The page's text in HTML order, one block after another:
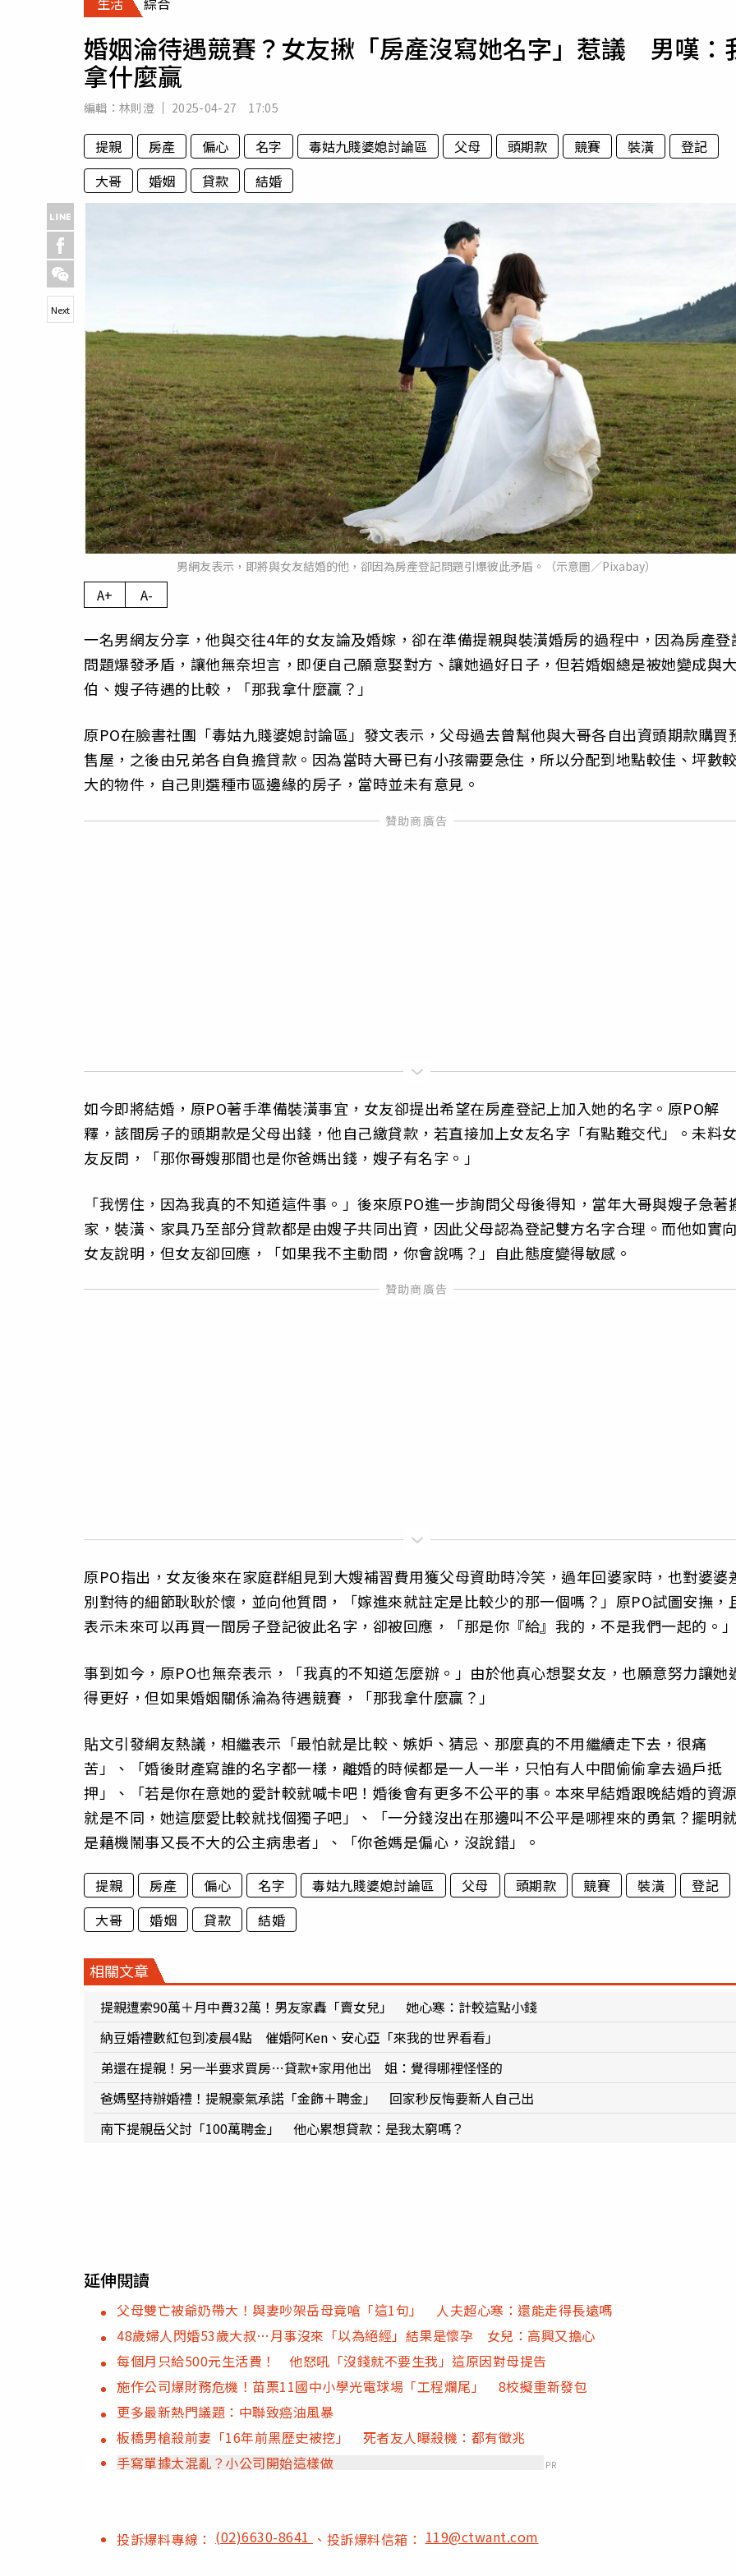
專欄
運勢
婚姻淪待遇競賽？女友揪「房產沒寫她名字」惹議 男嘆：
拿什麼贏
編輯： 林則澄 2025-04-27 17:05
提親 房產 偏心 名字 毒姑九賤婆媳討論區 父母 頭期款 競賽 裝潢
登記
大哥
婚姻 貸款 結婚
男網友表示，即將與女友結婚的他，卻因為房產登記問題引爆彼此矛盾。（示意圖／Pixabay）
Next
A+ A-
一名男網友分享，他與交往4年的女友論及婚嫁，卻在準備提親與裝潢婚房的過程中，因為房產登
問題爆發矛盾，讓他無奈坦言，即便自己願意娶對方、讓她過好日子，但若婚姻總是被她變成與
伯、嫂子待遇的比較，「那我拿什麼贏？」
原PO在臉書社團「毒姑九賤婆媳討論區」發文表示，父母過去曾幫他與大哥各自出資頭期款購買
售屋，之後由兄弟各自負擔貸款。因為當時大哥已有小孩需要急住，所以分配到地點較佳、坪數
大的物件，自己則選種市區邊緣的房子，當時並未有意見。
如今即將結婚，原PO著手準備裝潢事宜，女友卻提出希望在房產登記上加入她的名字。原PO解
釋，該間房子的頭期款是父母出錢，他自己繳貸款，若直接加上女友名字「有點難交代」。未料
友反問，「那你哥嫂那間也是你爸媽出錢，嫂子有名字。」
「我愣住，因為我真的不知道這件事。」後來原PO進一步詢問父母後得知，當年大哥與嫂子急著
家，裝潢、家具乃至部分貸款都是由嫂子共同出資，因此父母認為登記雙方名字合理。而他如實
女友說明，但女友卻回應，「如果我不主動問，你會說嗎？」自此態度變得敏感。
原PO指出，女友後來在家庭群組見到大嫂補習費用獲父母資助時冷笑，過年回婆家時，也對婆婆
別對待的細節耿耿於懷，並向他質問，「嫁進來就註定是比較少的那一個嗎？」原PO試圖安撫，
表示未來可以再買一間房子登記彼此名字，卻被回應，「那是你『給』我的，不是我們一起的。
事到如今，原PO也無奈表示，「我真的不知道怎麼辦。」由於他真心想娶女友，也願意努力讓她
得更好，但如果婚姻關係淪為待遇競賽，「那我拿什麼贏？」
貼文引發網友熱議，相繼表示「最怕就是比較、嫉妒、猜忌、那麼真的不用繼續走下去，很痛
苦」、「婚後財產寫誰的名字都一樣，離婚的時候都是一人一半，只怕有人中間偷偷拿去過戶抵
押」、「若是你在意她的愛計較就喊卡吧！婚後會有更多不公平的事。本來早結婚跟晚結婚的資
就是不同，她這麼愛比較就找個獨子吧」、「一分錢沒出在那邊叫不公平是哪裡來的勇氣？擺明
是藉機鬧事又長不大的公主病患者」、「你爸媽是偏心，沒說錯」。
提親 房產 偏心 名字 毒姑九賤婆媳討論區 父母 頭期款 競賽 裝潢
登記
大哥
婚姻 貸款 結婚
相關文章
提親遭索90萬＋月中費32萬！男友家轟「賣女兒」 她心寒：計較這點小錢
納豆婚禮數紅包到凌晨4點 催婚阿Ken、安心亞「來我的世界看看」
弟還在提親！另一半要求買房…貸款+家用他出 姐：覺得哪裡怪怪的
爸媽堅持辦婚禮！提親豪氣承諾「金飾＋聘金」 回家秒反悔要新人自己出
南下提親岳父討「100萬聘金」 他心累想貸款：是我太窮嗎？
延伸閱讀
父母雙亡被爺奶帶大！與妻吵架岳母竟嗆「這1句」 人夫超心寒：還能走得長遠嗎
48歲婦人閃婚53歲大叔…月事沒來「以為絕經」結果是懷孕 女兒：高興又擔心
每個月只給500元生活費！ 他怒吼「沒錢就不要生我」這原因對母提告
施作公司爆財務危機！苗栗11國中小學光電球場「工程爛尾」 8校擬重新發包
更多最新熱門議題：中聯致癌油風暴
板橋男槍殺前妻「16年前黑歷史被挖」 死者友人曝殺機：都有徵兆
手寫單據太混亂？小公司開始這樣做
PR
投訴爆料專線： (02)6630-8641 、投訴爆料信箱：119@ctwant.com